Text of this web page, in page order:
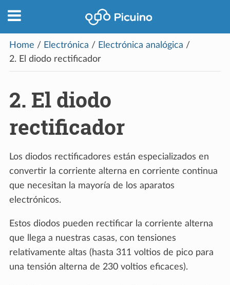
Home / Electrónica / Electrónica analógica /
2. El diodo rectificador
2. El diodo
rectificador
Los diodos rectificadores están especializados en
convertir la corriente alterna en corriente continua
que necesitan la mayoría de los aparatos
electrónicos.
Estos diodos pueden rectificar la corriente alterna
que llega a nuestras casas, con tensiones
relativamente altas (hasta 311 voltios de pico para
una tensión alterna de 230 voltios eficaces).